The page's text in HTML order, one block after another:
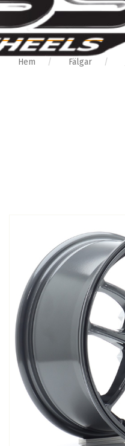
Hem Fälgar